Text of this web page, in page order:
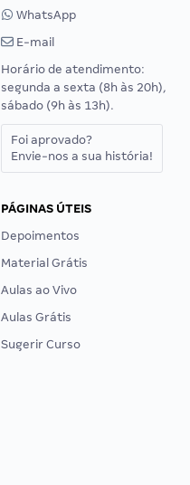
WhatsApp
E-mail
Horário de atendimento:
segunda a sexta (8h às 20h),
sábado (9h às 13h).
Foi aprovado?
Envie-nos a sua história!
PÁGINAS ÚTEIS
Depoimentos
Material Grátis
Aulas ao Vivo
Aulas Grátis
Sugerir Curso